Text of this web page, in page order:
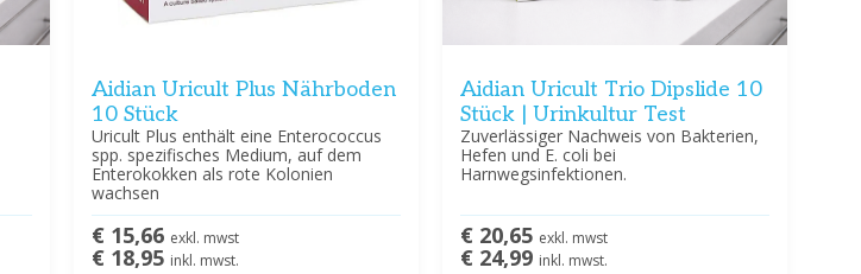
Aidian Uricult Plus Nährboden
10 Stück
Uricult Plus enthält eine Enterococcus
spp. spezifisches Medium, auf dem
Enterokokken als rote Kolonien
wachsen
€ 15,66 exkl. mwst
€ 18,95 inkl. mwst.
Aidian Uricult Trio Dipslide 10
Stück | Urinkultur Test
Zuverlässiger Nachweis von Bakterien,
Hefen und E. coli bei
Harnwegsinfektionen.
€ 20,65 exkl. mwst
€ 24,99 inkl. mwst.